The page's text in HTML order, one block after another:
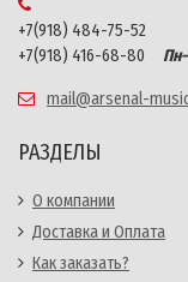
+7(918) 484-75-52
+7(918) 416-68-80
mail@arsenal-
РАЗДЕЛЫ
О компании
Доставка и Оплата
Как заказать?